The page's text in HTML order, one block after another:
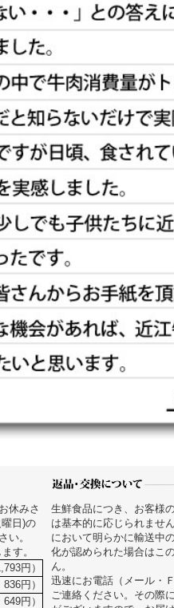
休みさ
日)の
い。
す。
円）
円）
円）
生鮮食品につき、お客様
は基本的に応じられませ
において明らかに輸送中
化が認められた場合はこ
ん。
迅速にお電話（メール・
ご連絡ください。その際